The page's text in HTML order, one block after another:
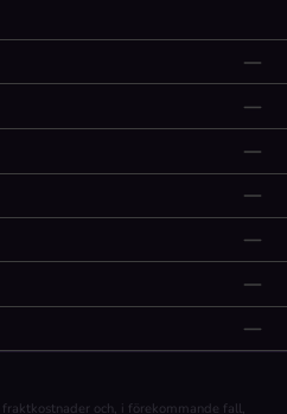
fraktkostnader och, i förekommande fall,